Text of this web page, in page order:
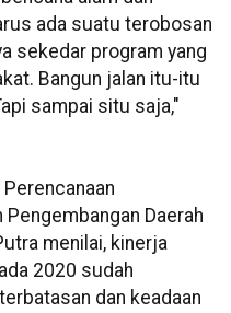
ada suatu terobosan
sekedar program yang
Bangun jalan itu-itu
sampai situ saja,"
Pengembangan Daerah
menilai, kinerja
2020 sudah
dan keadaan